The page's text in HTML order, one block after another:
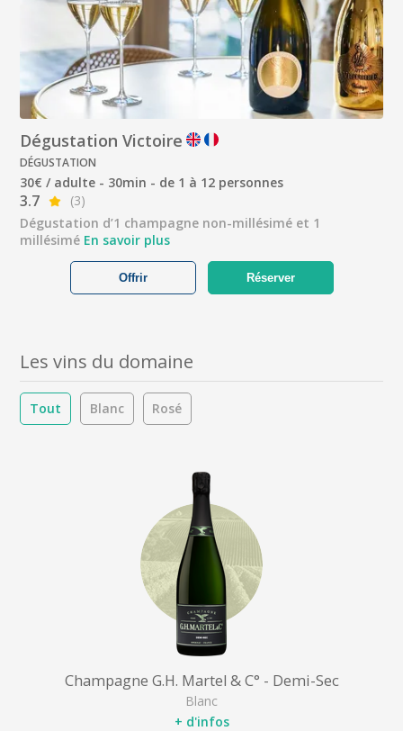
Dégustation Victoire
DÉGUSTATION
30€ / adulte - 30min - de 1 à 12 personnes
3.7
(3)
Dégustation d’1 champagne non-millésimé et 1
millésimé En savoir plus
Réserver
Offrir
Les vins du domaine
Tout Blanc Rosé
Champagne G.H. Martel & C° - Demi-Sec
Blanc
+ d'infos